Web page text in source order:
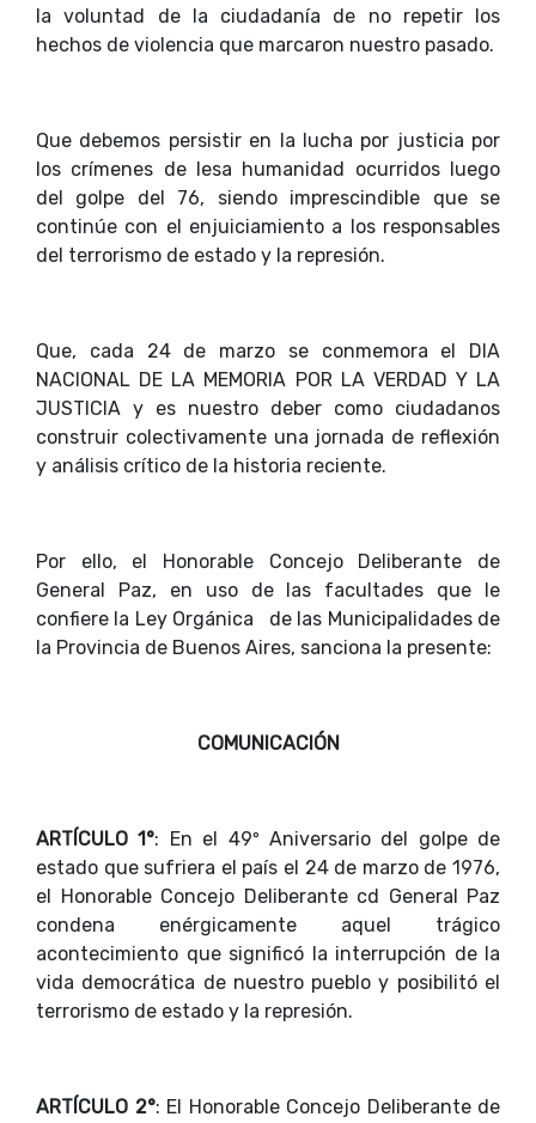
la voluntad de la ciudadanía de no repetir los
hechos de violencia que marcaron nuestro pasado.
Que debemos persistir en la lucha por justicia por
los crímenes de lesa humanidad ocurridos luego
del golpe del 76, siendo imprescindible que se
continúe con el enjuiciamiento a los responsables
del terrorismo de estado y la represión.
Que, cada 24 de marzo se conmemora el DIA
NACIONAL DE LA MEMORIA POR LA VERDAD Y LA
JUSTICIA y es nuestro deber como ciudadanos
construir colectivamente una jornada de reflexión
y análisis crítico de la historia reciente.
Por ello, el Honorable Concejo Deliberante de
General Paz, en uso de las facultades que le
confiere la Ley Orgánica de las Municipalidades de
la Provincia de Buenos Aires, sanciona la presente:
COMUNICACIÓN
ARTÍCULO 1°: En el 49º Aniversario del golpe de
estado que sufriera el país el 24 de marzo de 1976,
el Honorable Concejo Deliberante cd General Paz
condena enérgicamente aquel trágico
acontecimiento que significó la interrupción de la
vida democrática de nuestro pueblo y posibilitó el
terrorismo de estado y la represión.
ARTÍCULO 2°: El Honorable Concejo Deliberante de